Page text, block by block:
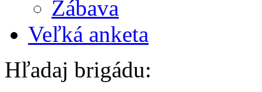
Zábava
Veľká anketa
Hľadaj brigádu: